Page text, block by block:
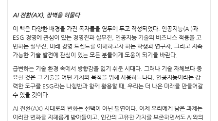
AI 전환(AX), 장벽을 허물다
이 책은 다양한 배경을 가진 독자들을 염두에 두고 작성되었다. 인공지능(AI)과
ESG 경영에 관심이 있는 경영진과 실무진, 인공지능 기술의 비즈니스 적용을 고
민하는 실무진, 미래 경영 트렌드를 이해하고자 하는 학생과 연구자, 그리고 지속
가능한 기술 발전에 관심이 있는 모든 분들에게 도움이 되기를 바란다.
급변하는 기술 환경 속에서 방향감을 잃기 쉬운 시대다. 그러나 기술 자체보다 중
요한 것은 그 기술을 어떤 가치와 목적을 위해 사용하느냐다. 인공지능이라는 강
력한 도구를 ESG라는 나침반과 함께 활용할 때, 우리는 더 나은 미래를 만들어갈
수 있을 것이다.
AI 전환(AX) 시대로의 변화는 선택이 아닌 필연이다. 이제 우리에게 남은 과제는
이러한 변화를 지혜롭게 받아들이고, 인간의 고유한 가치를 보존하면서도 AI와의